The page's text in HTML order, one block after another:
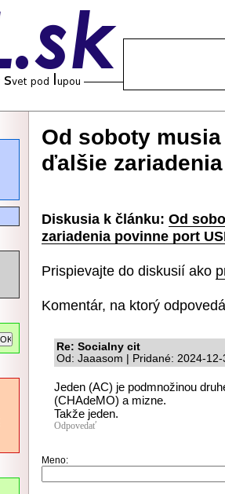
Od soboty
ďalšie
Diskusia k článku: Od
zariadenia povinne port
Prispievajte do diskusií ako
Komentár, na ktorý
Re: Socialny cit
Od: Jaaasom | Pridané: 2024-
Jeden (AC) je podmnožinou
(CHAdeMO) a mizne.
Takže jeden.
Odpovedať
Meno: